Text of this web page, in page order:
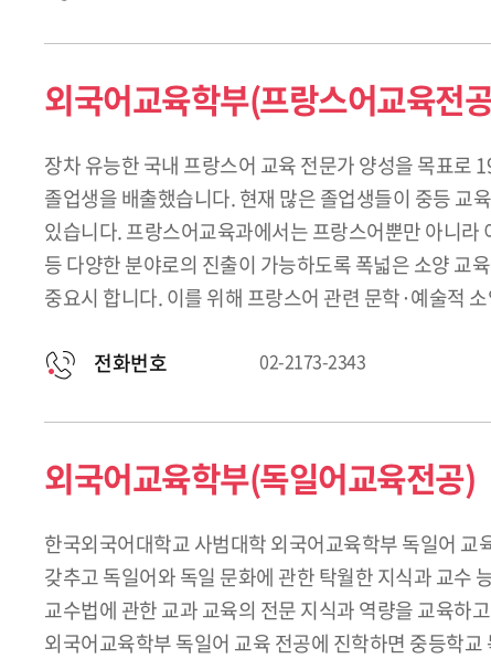
외국어교육학부(프랑스어교육전
장차 유능한 국내 프랑스어 교육 전문가 양성을 목표로
졸업생을 배출했습니다. 현재 많은 졸업생들이 중등 교
있습니다. 프랑스어교육과에서는 프랑스어뿐만 아니
등 다양한 분야로의 진출이 가능하도록 폭넓은 소양 교
중요시 합니다. 이를 위해 프랑스어 관련 문학·예술적
전화번호 02-2173-2343
외국어교육학부(독일어교육전공)
한국외국어대학교 사범대학 외국어교육학부 독일어
갖추고 독일어와 독일 문화에 관한 탁월한 지식과 교수
교수법에 관한 교과 교육의 전문 지식과 역량을 교육하
외국어교육학부 독일어 교육 전공에 진학하면 중등학